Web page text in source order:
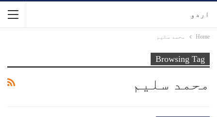
اردو
Home محمد سلیم
Browsing Tag
محمد سلیم